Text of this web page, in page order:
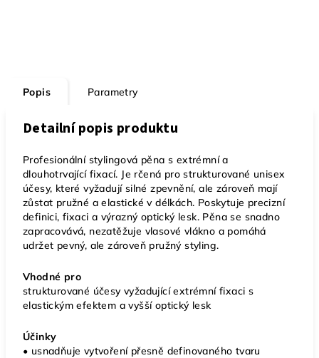
Popis Parametry
Detailní popis produktu
Profesionální stylingová pěna s extrémní a
dlouhotrvající fixací. Je rčená pro strukturované unisex
účesy, které vyžadují silné zpevnění, ale zároveň mají
zůstat pružné a elastické v délkách. Poskytuje precizní
definici, fixaci a výrazný optický lesk. Pěna se snadno
zapracovává, nezatěžuje vlasové vlákno a pomáhá
udržet pevný, ale zároveň pružný styling.
Vhodné pro
strukturované účesy vyžadující extrémní fixaci s
elastickým efektem a vyšší optický lesk
Účinky
• usnadňuje vytvoření přesně definovaného tvaru